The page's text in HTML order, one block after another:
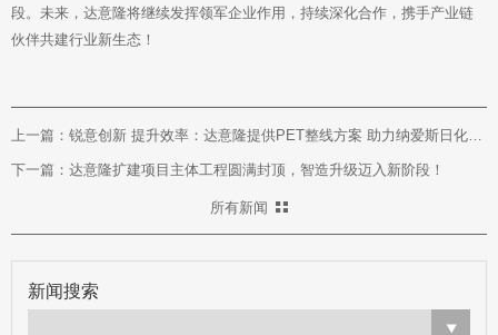
段。未来，达意隆将继续发挥领军企业作用，持续深化合作，携手产业链
伙伴共建行业新生态！
下一篇：达意隆扩建项目主体工程圆满封顶，智造升级迈入新阶段！
所有新闻
新闻搜索